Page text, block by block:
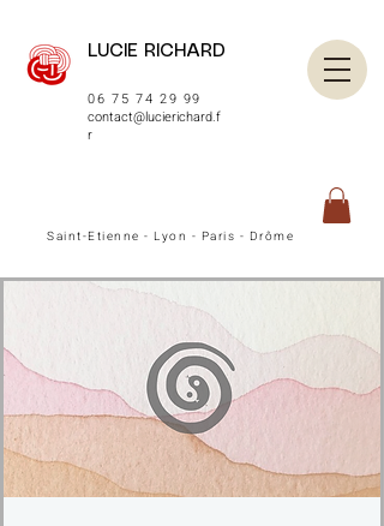
LUCIE RICHARD
06 75 74 29 99
contact@lucierichard.f
r
Saint-Etienne - Lyon - Paris - Drôme